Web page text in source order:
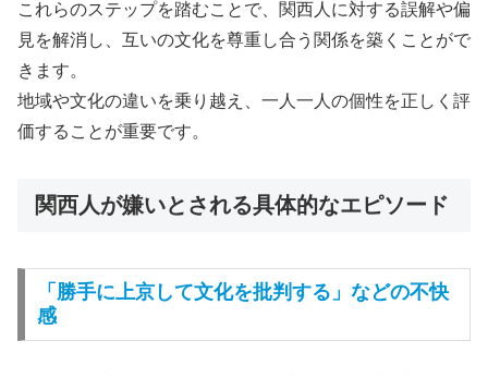
これらのステップを踏むことで、関西人に対する誤解や偏
見を解消し、互いの文化を尊重し合う関係を築くことがで
きます。
地域や文化の違いを乗り越え、一人一人の個性を正しく評
価することが重要です。
関西人が嫌いとされる具体的なエピソード
「勝手に上京して文化を批判する」などの不快
感